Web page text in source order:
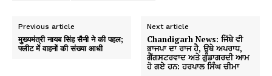
Previous article
मुख्यमंत्री नायब सिंह सैनी ने की पहल;
फ्लीट में वाहनों की संख्या आधी
Next article
Chandigarh News: ਜਿੱਥੇ ਵੀ
ਭਾਜਪਾ ਦਾ ਰਾਜ ਹੈ, ਉਥੇ ਅਪਰਾਧ,
ਗੈਂਗਸਟਰਵਾਦ ਅਤੇ ਗੁੰਡਾਗਰਦੀ ਆਮ
ਹੋ ਗਏ ਹਨ: ਹਰਪਾਲ ਸਿੰਘ ਚੀਮਾ